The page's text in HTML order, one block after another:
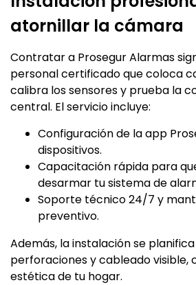
atornillar la cámara
Contratar a Prosegur Alarmas
personal certificado que coloca
calibra los sensores y prueba la
central. El servicio incluye:
Configuración de la app
dispositivos.
Capacitación rápida para
desarmar tu sistema de
Soporte técnico 24/7 y
preventivo.
Además, la instalación se
perforaciones y cableado visible,
estética de tu hogar.